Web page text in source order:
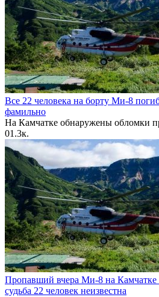
Все 22 человека на борту Ми-8
фамильно
На Камчатке обнаружены обломки
01.3к.
Пропавший вчера Ми-8 на Камчатке
судьба 22 человек неизвестна